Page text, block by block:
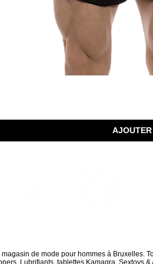
AJOUTER
de mode pour hommes à Bruxelles.